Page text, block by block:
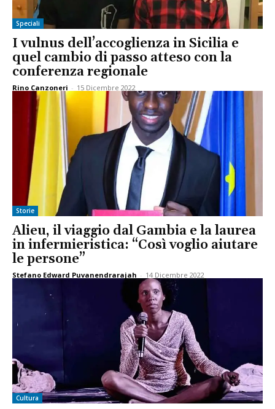
Speciali
I vulnus dell’accoglienza in Sicilia e
quel cambio di passo atteso con la
conferenza regionale
Rino Canzoneri - 15 Dicembre 2022
Storie
Alieu, il viaggio dal Gambia e la laurea
in infermieristica: “Così voglio aiutare
le persone”
Stefano Edward Puvanendrarajah - 14 Dicembre 2022
Cultura